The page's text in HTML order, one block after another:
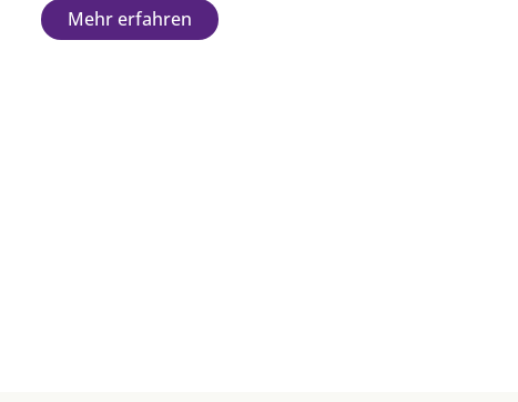
Mehr erfahren